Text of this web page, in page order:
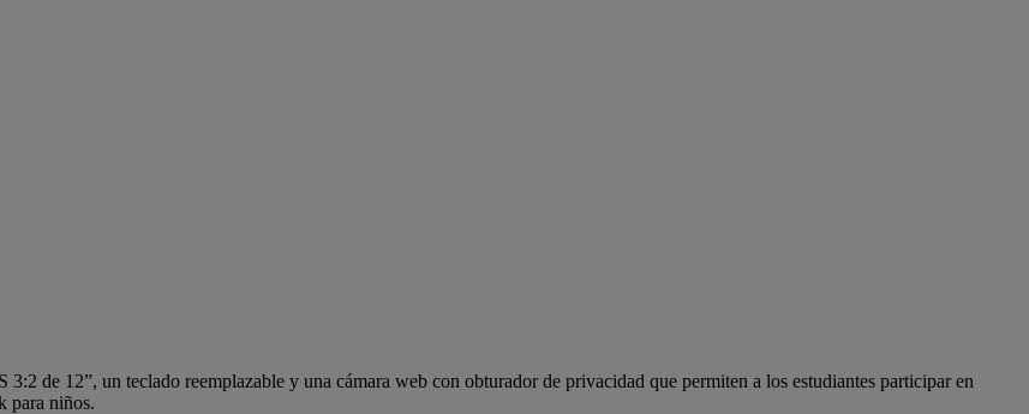
de 12”, un teclado reemplazable y una cámara web con obturador de privacidad que permiten a los estudiantes participar en
para niños.